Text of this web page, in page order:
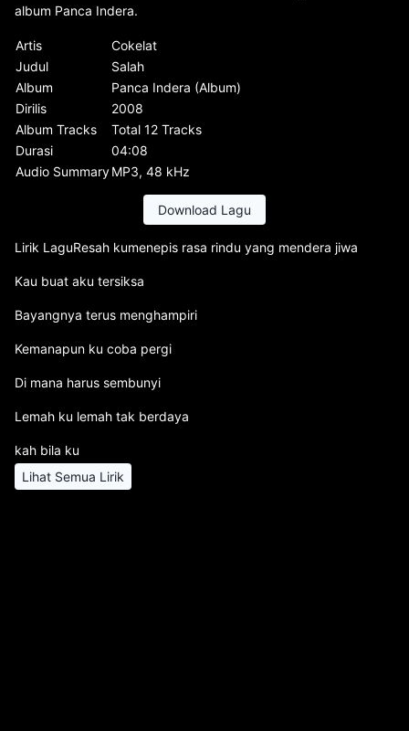
album Panca Indera.
Artis
Cokelat
Judul
Salah
Album
Panca Indera (Album)
Dirilis
2008
Album Tracks
Total 12 Tracks
Durasi
04:08
Audio SummaryMP3, 48 kHz
Download Lagu
Lirik LaguResah kumenepis rasa rindu yang mendera jiwa
Kau buat aku tersiksa
Bayangnya terus menghampiri
Kemanapun ku coba pergi
Di mana harus sembunyi
Lemah ku lemah tak berdaya
kah bila ku
Lihat Semua Lirik